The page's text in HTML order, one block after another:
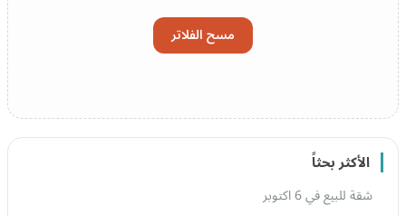
مسح الفلاتر
الأكثر بحثاً
شقة للبيع في 6 اكتوبر